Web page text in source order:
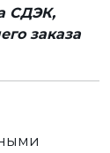
СДЭК,
заказа